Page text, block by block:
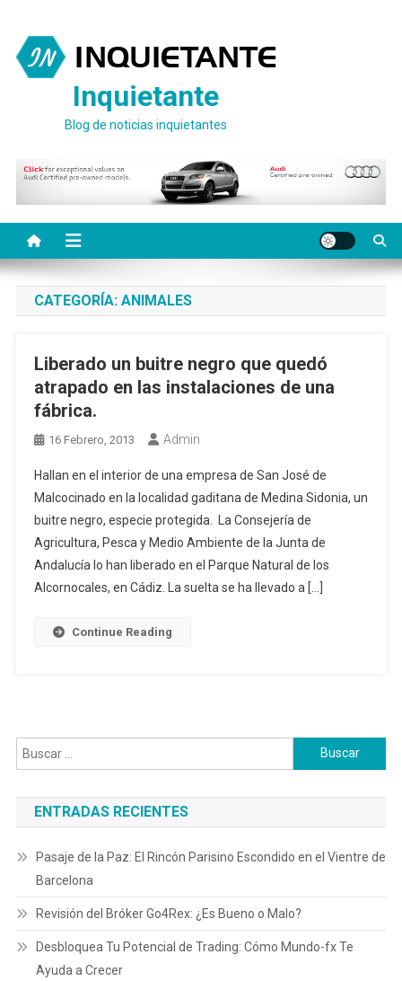
contenido
Inquietante
Blog de noticias inquietantes
CATEGORÍA: ANIMALES
Liberado un buitre negro que quedó
atrapado en las instalaciones de una
fábrica.
16 Febrero, 2013 Admin
Hallan en el interior de una empresa de San José de
Malcocinado en la localidad gaditana de Medina Sidonia, un
buitre negro, especie protegida. La Consejería de
Agricultura, Pesca y Medio Ambiente de la Junta de
Andalucía lo han liberado en el Parque Natural de los
Alcornocales, en Cádiz. La suelta se ha llevado a […]
Continue Reading
Buscar:
ENTRADAS RECIENTES
Pasaje de la Paz: El Rincón Parisino Escondido en el Vientre de
Barcelona
Revisión del Bróker Go4Rex: ¿Es Bueno o Malo?
Desbloquea Tu Potencial de Trading: Cómo Mundo-fx Te
Ayuda a Crecer